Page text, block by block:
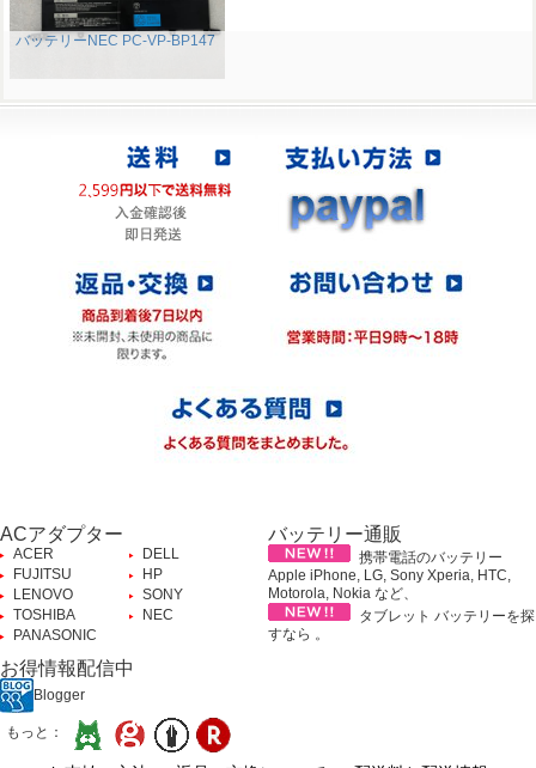
バッテリーNEC PC-VP-BP147
ACアダプター
ACER
DELL
FUJITSU
HP
LENOVO
SONY
TOSHIBA
NEC
PANASONIC
バッテリー通販
携帯電話のバッテリー
Apple iPhone, LG, Sony Xperia, HTC,
Motorola, Nokia など、
タブレット バッテリーを探
すなら 。
お得情報配信中
Blogger
もっと：